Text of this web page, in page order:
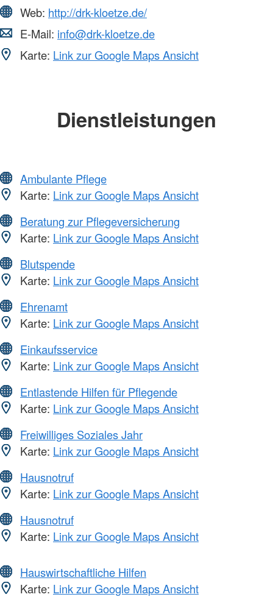
Web: http://drk-kloetze.de/
E-Mail: info@drk-kloetze.de
Karte: Link zur Google Maps Ansicht
Dienstleistungen
Ambulante Pflege
Karte: Link zur Google Maps Ansicht
Beratung zur Pflegeversicherung
Karte: Link zur Google Maps Ansicht
Blutspende
Karte: Link zur Google Maps Ansicht
Ehrenamt
Karte: Link zur Google Maps Ansicht
Einkaufsservice
Karte: Link zur Google Maps Ansicht
Entlastende Hilfen für Pflegende
Karte: Link zur Google Maps Ansicht
Freiwilliges Soziales Jahr
Karte: Link zur Google Maps Ansicht
Hausnotruf
Karte: Link zur Google Maps Ansicht
Hausnotruf
Karte: Link zur Google Maps Ansicht
Hauswirtschaftliche Hilfen
Karte: Link zur Google Maps Ansicht